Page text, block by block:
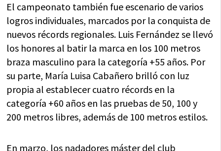
El campeonato también fue escenario de varios
logros individuales, marcados por la conquista de
nuevos récords regionales. Luis Fernández se llevó
los honores al batir la marca en los 100 metros
braza masculino para la categoría +55 años. Por
su parte, María Luisa Cabañero brilló con luz
propia al establecer cuatro récords en la
categoría +60 años en las pruebas de 50, 100 y
200 metros libres, además de 100 metros estilos.
En marzo, los nadadores máster del club